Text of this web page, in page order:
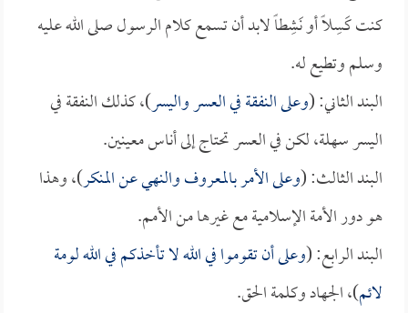
كنت كَسِلاً أو نَشِطاً لابد أن تسمع كلام الرسول صلى الله عليه
وسلم وتطيع له.
البند الثاني: (وعلى النفقة في العسر واليسر)، كذلك النفقة في
اليسر سهلة، لكن في العسر تحتاج إلى أناس معينين.
البند الثالث: (وعلى الأمر بالمعروف والنهي عن المنكر)، وهذا
هو دور الأمة الإسلامية مع غيرها من الأمم.
البند الرابع: (وعلى أن تقوموا في الله لا تأخذكم في الله لومة
لائم)، الجهاد وكلمة الحق.